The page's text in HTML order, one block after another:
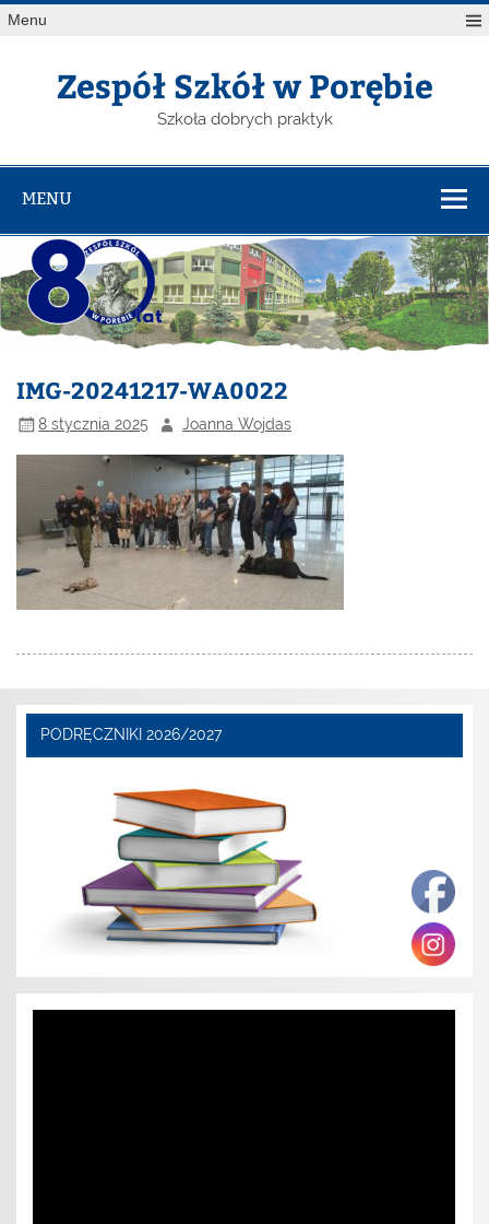
Menu
Zespół Szkół w Porębie
Szkoła dobrych praktyk
MENU
IMG-20241217-WA0022
8 stycznia 2025 Joanna Wojdas
PODRĘCZNIKI 2026/2027